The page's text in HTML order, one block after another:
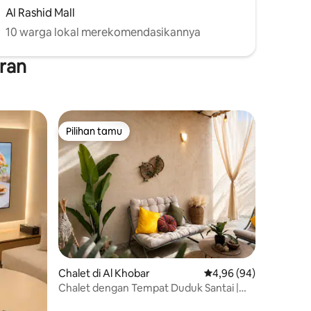
Al Rashid Mall
10 warga lokal merekomendasikannya
Pilihan tamu
Pilihan tamu
Chalet di Al Khobar Nilai rata-rata 4,96
4,96 (94)
Chalet dengan Tempat Duduk Santai |